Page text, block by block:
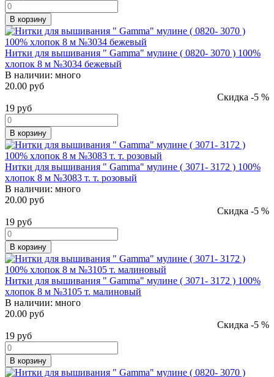
В корзину
Нитки для вышивания " Gamma" мулине ( 0820- 3070 ) 100%
хлопок 8 м №3034 бежевый
В наличии: много
20.00 руб
Скидка -5 %
19 руб
В корзину
Нитки для вышивания " Gamma" мулине ( 3071- 3172 ) 100%
хлопок 8 м №3083 т. т. розовый
В наличии: много
20.00 руб
Скидка -5 %
19 руб
В корзину
Нитки для вышивания " Gamma" мулине ( 3071- 3172 ) 100%
хлопок 8 м №3105 т. малиновый
В наличии: много
20.00 руб
Скидка -5 %
19 руб
В корзину